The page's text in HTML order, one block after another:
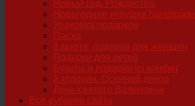
Новый год, Рождество
Новогодние игрушки handmade
Упаковка подарков
Пасха
8 марта, подарки для женщин
Подарки для детей
Букеты и подарки из конфет
Хэллоуин. Осенний декор
День святого Валентина
Все рубрики сайта